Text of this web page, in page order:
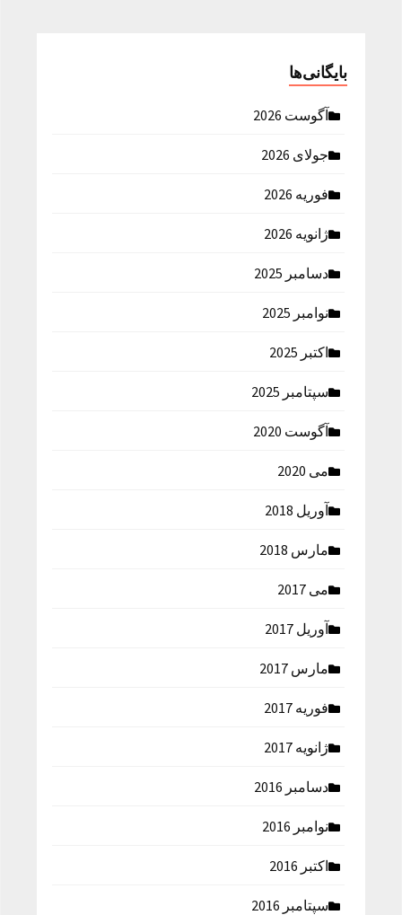
بایگانی‌ها
آگوست 2026
جولای 2026
فوریه 2026
ژانویه 2026
دسامبر 2025
نوامبر 2025
اکتبر 2025
سپتامبر 2025
آگوست 2020
می 2020
آوریل 2018
مارس 2018
می 2017
آوریل 2017
مارس 2017
فوریه 2017
ژانویه 2017
دسامبر 2016
نوامبر 2016
اکتبر 2016
سپتامبر 2016